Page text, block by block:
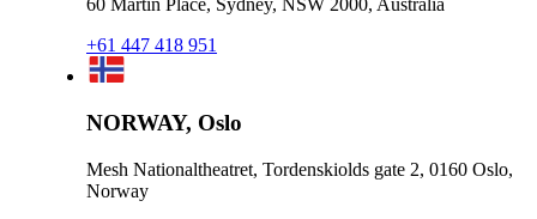
60 Martin Place, Sydney, NSW 2000, Australia
+61 447 418 951
NORWAY, Oslo
Mesh Nationaltheatret, Tordenskiolds gate 2, 0160 Oslo,
Norway